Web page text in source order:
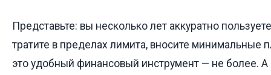
Представьте: вы несколько лет аккуратно
тратите в пределах лимита, вносите минимальные
это удобный финансовый инструмент — не более. А